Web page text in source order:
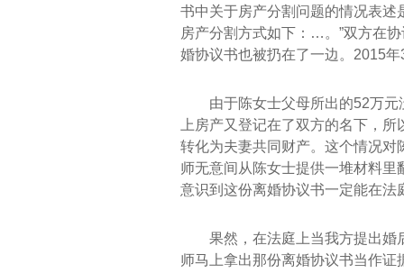
书中关于房产分割问题的情况表述
房产分割方式如下：…。”双方在
婚协议书也被扔在了一边。2015
由于陈女士父母所出的52万
上房产又登记在了双方的名下，
转化为夫妻共同财产。这个情况
师无意间从陈女士提供一堆材料
意识到这份离婚协议书一定能在法
果然，在法庭上当我方提出婚
师马上拿出那份离婚协议书当作